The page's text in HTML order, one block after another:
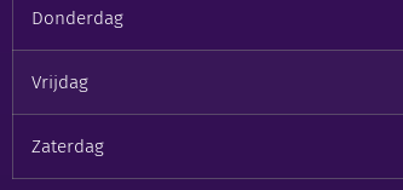
Donderdag
Vrijdag
Zaterdag